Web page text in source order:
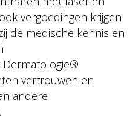
vergoedingen krijgen
de medische kennis en
Dermatologie®
vertrouwen en
andere